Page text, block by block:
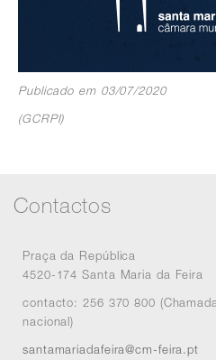
Publicado em 03/07/2020
(GCRPI)
Contactos
Praça da República
4520-174 Santa Maria da Feira
contacto: 256 370 800
nacional)
santamariadafeira@cm-feira.pt